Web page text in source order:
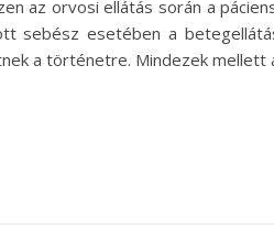
az orvosi ellátás során a
sebész esetében a
a történetre. Mindezek mellett